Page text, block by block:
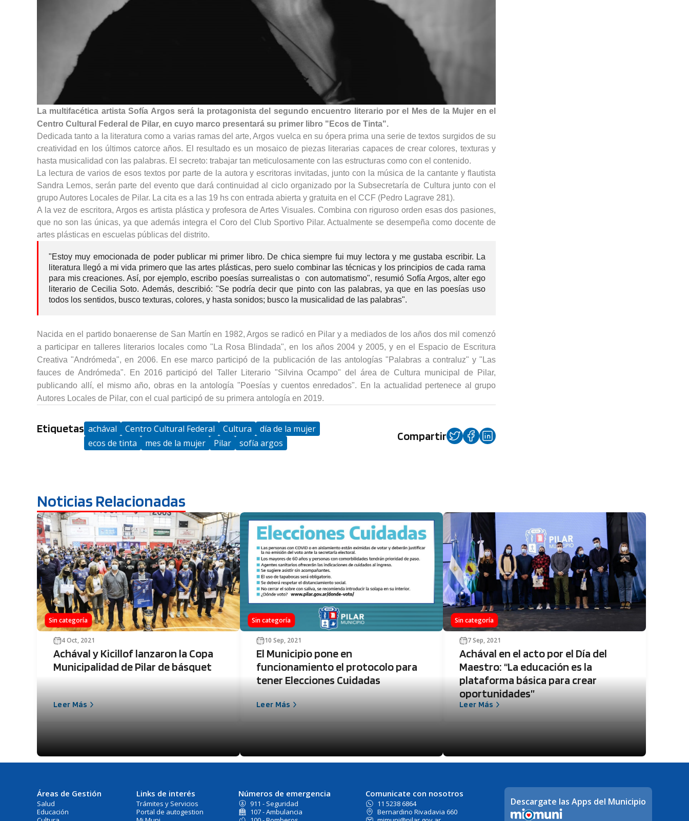
La multifacética artista Sofía Argos será la protagonista del segundo encuentro literario por el Mes de la Mujer en el
Centro Cultural Federal de Pilar, en cuyo marco presentará su primer libro "Ecos de Tinta".
Dedicada tanto a la literatura como a varias ramas del arte, Argos vuelca en su ópera prima una serie de textos surgidos de su
creatividad en los últimos catorce años. El resultado es un mosaico de piezas literarias capaces de crear colores, texturas y
hasta musicalidad con las palabras. El secreto: trabajar tan meticulosamente con las estructuras como con el contenido.
La lectura de varios de esos textos por parte de la autora y escritoras invitadas, junto con la música de la cantante y flautista
Sandra Lemos, serán parte del evento que dará continuidad al ciclo organizado por la Subsecretaría de Cultura junto con el
grupo Autores Locales de Pilar. La cita es a las 19 hs con entrada abierta y gratuita en el CCF (Pedro Lagrave 281).
A la vez de escritora, Argos es artista plástica y profesora de Artes Visuales. Combina con riguroso orden esas dos pasiones,
que no son las únicas, ya que además integra el Coro del Club Sportivo Pilar. Actualmente se desempeña como docente de
artes plásticas en escuelas públicas del distrito.
"Estoy muy emocionada de poder publicar mi primer libro. De chica siempre fui muy lectora y me gustaba escribir. La
literatura llegó a mi vida primero que las artes plásticas, pero suelo combinar las técnicas y los principios de cada rama
para mis creaciones. Así, por ejemplo, escribo poesías surrealistas o con automatismo", resumió Sofía Argos, alter ego
literario de Cecilia Soto. Además, describió: "Se podría decir que pinto con las palabras, ya que en las poesías uso
todos los sentidos, busco texturas, colores, y hasta sonidos; busco la musicalidad de las palabras".
Nacida en el partido bonaerense de San Martín en 1982, Argos se radicó en Pilar y a mediados de los años dos mil comenzó
a participar en talleres literarios locales como "La Rosa Blindada", en los años 2004 y 2005, y en el Espacio de Escritura
Creativa "Andrómeda", en 2006. En ese marco participó de la publicación de las antologías "Palabras a contraluz" y "Las
fauces de Andrómeda". En 2016 participó del Taller Literario "Silvina Ocampo" del área de Cultura municipal de Pilar,
publicando allí, el mismo año, obras en la antología "Poesías y cuentos enredados". En la actualidad pertenece al grupo
Autores Locales de Pilar, con el cual participó de su primera antología en 2019.
Etiquetas achával Centro Cultural Federal Cultura
día de la mujer
ecos de tinta
mes de la mujer Pilar sofía argos
Compartir
Noticias Relacionadas
Sin categoría
4 Oct, 2021
Achával y Kicillof lanzaron la Copa
Municipalidad de Pilar de básquet
Leer Más
Sin categoría
10 Sep, 2021
El Municipio pone en
funcionamiento el protocolo para
tener Elecciones Cuidadas
Leer Más
Sin categoría
7 Sep, 2021
Achával en el acto por el Día del
Maestro: “La educación es la
plataforma básica para crear
oportunidades”
Leer Más
Áreas de Gestión
Salud
Educación
Links de interés
Trámites y Servicios
Portal de autogestion
Números de emergencia
911 - Seguridad
107 - Ambulancia
Comunicate con nosotros
11 5238 6864
Bernardino Rivadavia 660
Descargate las Apps del Municipio